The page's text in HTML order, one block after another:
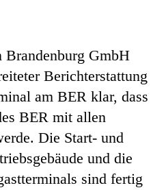
GmbH
Berichterstattung
am BER klar, dass
BER mit allen
Die Start- und
und die
sind fertig